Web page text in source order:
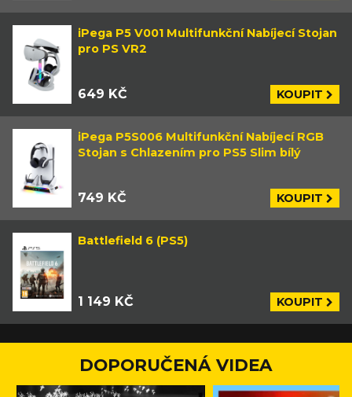
iPega P5 V001 Multifunkční Nabíjecí Stojan
pro PS VR2
649 KČ KOUPIT
iPega P5S006 Multifunkční Nabíjecí RGB
Stojan s Chlazením pro PS5 Slim bílý
749 KČ KOUPIT
Battlefield 6 (PS5)
1 149 KČ KOUPIT
DOPORUČENÁ VIDEA